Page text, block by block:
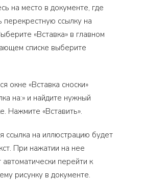
на место в документе, где
перекрестную ссылку на
«Вставка» в главном
списке выберите
окне «Вставка сноски»
на:» и найдите нужный
Нажмите «Вставить».
ссылка на иллюстрацию будет
При нажатии на нее
перейти к
рисунку в документе.